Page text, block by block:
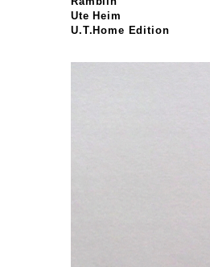
Ute Heim
U.T.Home Edition